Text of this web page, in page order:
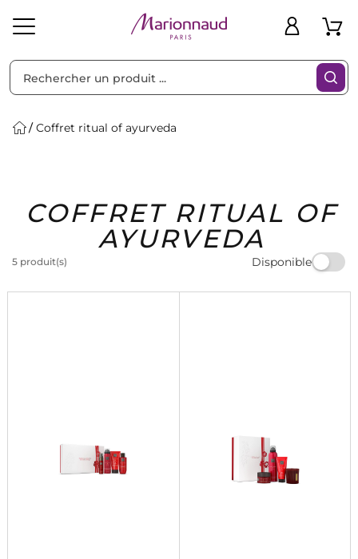
Solaire Homme Marques Idées
Cadeaux
Bons
Plans
Coffret ritual of ayurveda
COFFRET RITUAL OF
AYURVEDA
5 produit(s) Disponible
Filtres